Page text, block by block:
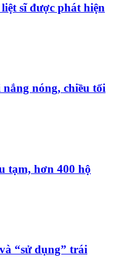
sĩ được phát hiện
nóng, chiều tối
tạm, hơn 400 hộ
“sử dụng” trái